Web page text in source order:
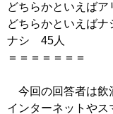
どちらかといえば
どちらかといえば
ナシ 45人
＝＝＝＝＝＝＝
今回の回答者は飲
インターネットやス